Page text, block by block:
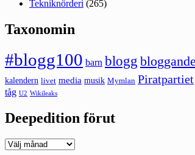
Tekniknörderi (265)
Taxonomin
#blogg100 barn blogg bloggande
kalendern livet media musik Mymlan Piratpartiet
tåg U2 Wikileaks
Deepedition förut
Deepedition